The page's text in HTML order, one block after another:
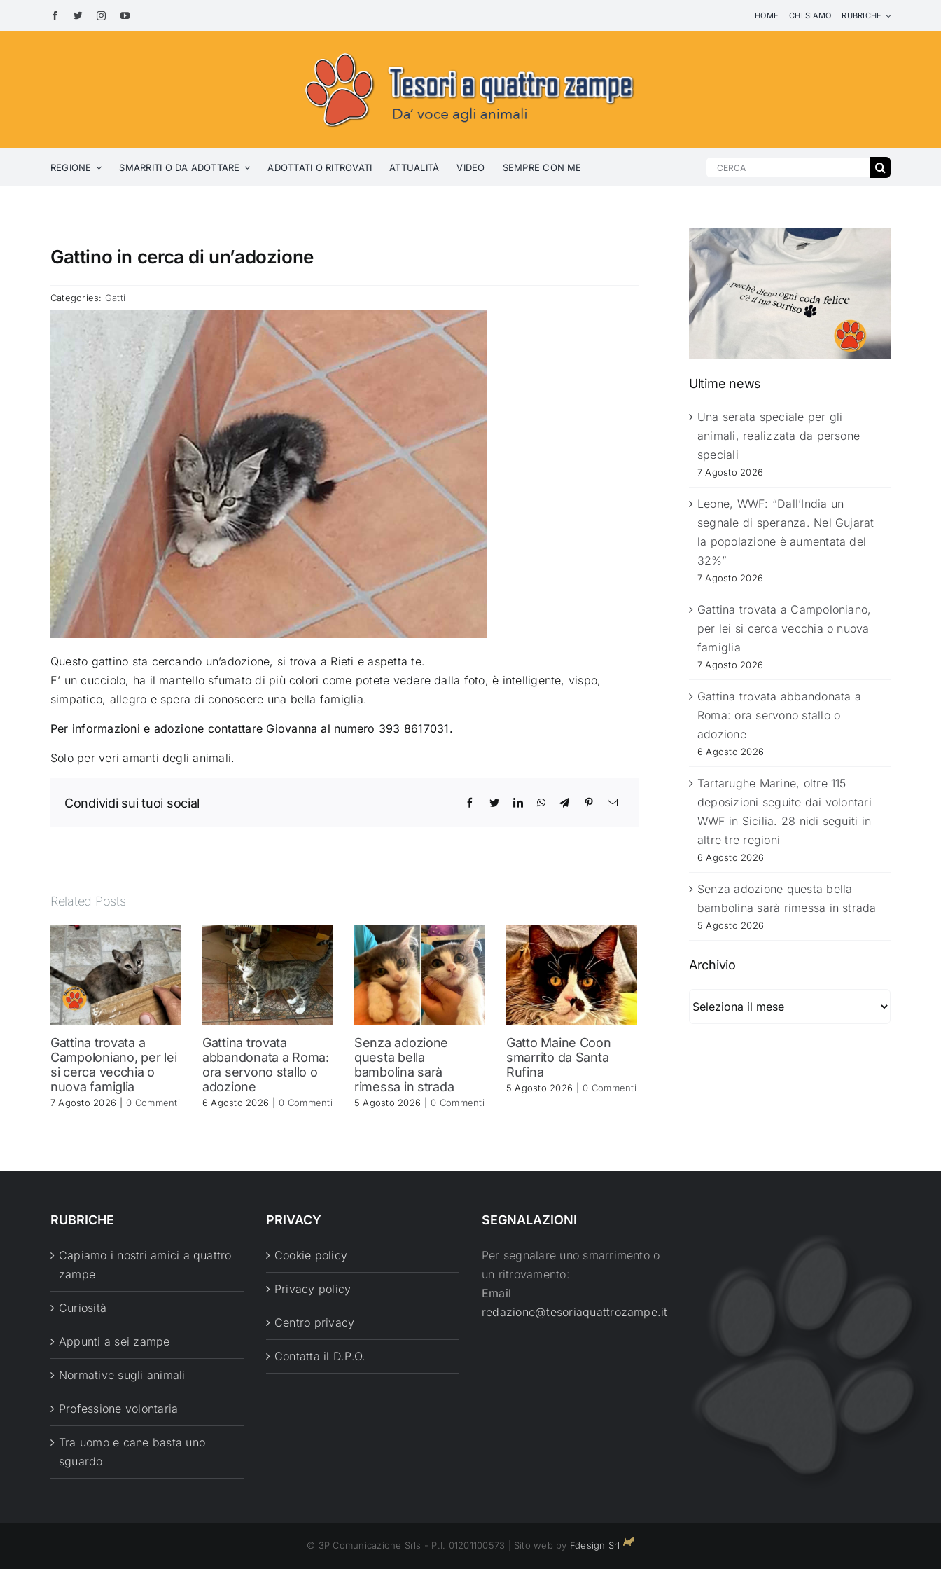
to
HOME CHI SIAMO RUBRICHE
REGIONE SMARRITI O DA ADOTTARE ADOTTATI O RITROVATI ATTUALITÀ VIDEO SEMPRE CON ME
Search
Gattino in cerca di un’adozione
Categories: Gatti
Questo gattino sta cercando un’adozione, si trova a Rieti e aspetta te.
E’ un cucciolo, ha il mantello sfumato di più colori come potete vedere dalla foto, è intelligente, vispo,
simpatico, allegro e spera di conoscere una bella famiglia.
Per informazioni e adozione contattare Giovanna al numero 393 8617031.
Solo per veri amanti degli animali.
Condividi sui tuoi social
Related Posts
Gattina trovata a
Campoloniano, per lei
si cerca vecchia o
nuova famiglia
7 Agosto 2026 0 Commenti
Gattina trovata
abbandonata a Roma:
ora servono stallo o
adozione
6 Agosto 2026 0 Commenti
Senza adozione
questa bella
bambolina sarà
rimessa in strada
5 Agosto 2026 0 Commenti
Gatto Maine Coon
smarrito da Santa
Rufina
5 Agosto 2026 0 Commenti
Ultime news
Una serata speciale per gli
animali, realizzata da persone
speciali
7 Agosto 2026
Leone, WWF: “Dall’India un
segnale di speranza. Nel Gujarat
la popolazione è aumentata del
32%”
7 Agosto 2026
Gattina trovata a Campoloniano,
per lei si cerca vecchia o nuova
famiglia
7 Agosto 2026
Gattina trovata abbandonata a
Roma: ora servono stallo o
adozione
6 Agosto 2026
Tartarughe Marine, oltre 115
deposizioni seguite dai volontari
WWF in Sicilia. 28 nidi seguiti in
altre tre regioni
6 Agosto 2026
Senza adozione questa bella
bambolina sarà rimessa in strada
5 Agosto 2026
Archivio
RUBRICHE
Capiamo i nostri amici a quattro
zampe
Curiosità
Appunti a sei zampe
Normative sugli animali
Professione volontaria
Tra uomo e cane basta uno
sguardo
PRIVACY
Cookie policy
Privacy policy
Centro privacy
Contatta il D.P.O.
SEGNALAZIONI
Per segnalare uno smarrimento o
un ritrovamento:
Email
redazione@tesoriaquattrozampe.it
© 3P Comunicazione Srls - P.I. 01201100573 | Sito web by Fdesign Srl